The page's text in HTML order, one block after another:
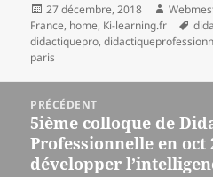
Publié
le
27 décembre, 2018 Auteur
France, home, Ki-learning.fr
clés
didactiquepro,
paris
l’article
PRÉCÉDENT
Article
précédent :
5ième colloque de
Professionnelle en oct
développer